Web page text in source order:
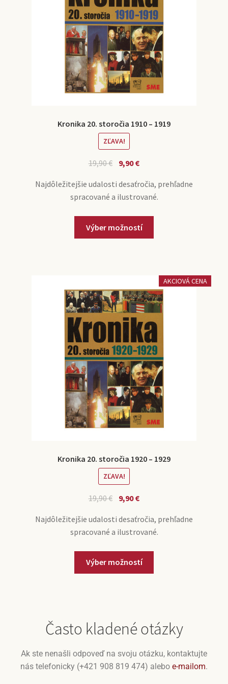
Kronika 20. storočia 1910 – 1919
ZĽAVA!
19,90€ 9,90€
Najdôležitejšie udalosti desaťročia, prehľadne
spracované a ilustrované.
Výber možností
AKCIOVÁ CENA
Kronika 20. storočia 1920 – 1929
ZĽAVA!
19,90€ 9,90€
Najdôležitejšie udalosti desaťročia, prehľadne
spracované a ilustrované.
Výber možností
Často kladené otázky
Ak ste nenašli odpoveď na svoju otázku, kontaktujte
nás telefonicky (+421 908 819 474) alebo e-mailom.